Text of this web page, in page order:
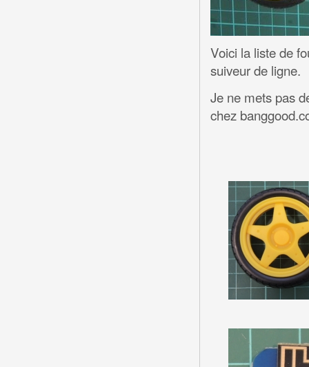
Voici la liste de
suiveur de ligne.
Je ne mets pas
chez